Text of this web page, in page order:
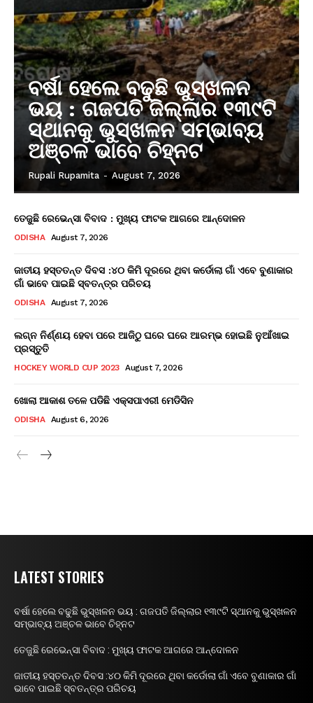
ବର୍ଷା ହେଲେ ବଢୁଛି ଭୁସ୍ଖଳନ
ଭୟ : ଗଜପତି ଜିଲ୍ଲାର ୧୩୯ଟି
ସ୍ଥାନକୁ ଭୁସ୍ଖଳନ ସମ୍ଭାବ୍ୟ
ଅଞ୍ଚଳ ଭାବେ ଚିହ୍ନଟ
Rupali Rupamita - August 7, 2026
ତେଜୁଛି ରେଭେନ୍ସା ବିବାଦ : ମୁଖ୍ୟ ଫାଟକ ଆଗରେ ଆନ୍ଦୋଳନ
ODISHA August 7, 2026
ଜାତୀୟ ହସ୍ତତନ୍ତ ଦିବସ :୪୦ କିମି ଦୂରରେ ଥିବା କର୍ଡୋଲା ଗାଁ ଏବେ ବୁଣାକାର
ଗାଁ ଭାବେ ପାଇଛି ସ୍ବତନ୍ତ୍ର ପରିଚୟ
ODISHA August 7, 2026
ଲଗ୍ନ ନିର୍ଣ୍ଣୟ ହେବା ପରେ ଆଜିଠୁ ଘରେ ଘରେ ଆରମ୍ଭ ହୋଇଛି ନୁଆଁଖାଇ
ପ୍ରସ୍ତୁତି
HOCKEY WORLD CUP 2023 August 7, 2026
ଖୋଲା ଆକାଶ ତଳେ ପଡିଛି ଏକ୍ସପାଏରୀ ମେଡିସିନ
ODISHA August 6, 2026
LATEST STORIES
ବର୍ଷା ହେଲେ ବଢୁଛି ଭୁସ୍ଖଳନ ଭୟ : ଗଜପତି ଜିଲ୍ଲାର ୧୩୯ଟି ସ୍ଥାନକୁ ଭୁସ୍ଖଳନ
ସମ୍ଭାବ୍ୟ ଅଞ୍ଚଳ ଭାବେ ଚିହ୍ନଟ
ତେଜୁଛି ରେଭେନ୍ସା ବିବାଦ : ମୁଖ୍ୟ ଫାଟକ ଆଗରେ ଆନ୍ଦୋଳନ
ଜାତୀୟ ହସ୍ତତନ୍ତ ଦିବସ :୪୦ କିମି ଦୂରରେ ଥିବା କର୍ଡୋଲା ଗାଁ ଏବେ ବୁଣାକାର ଗାଁ
ଭାବେ ପାଇଛି ସ୍ବତନ୍ତ୍ର ପରିଚୟ